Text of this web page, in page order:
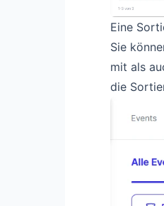
Eine
Sie
mit als
die